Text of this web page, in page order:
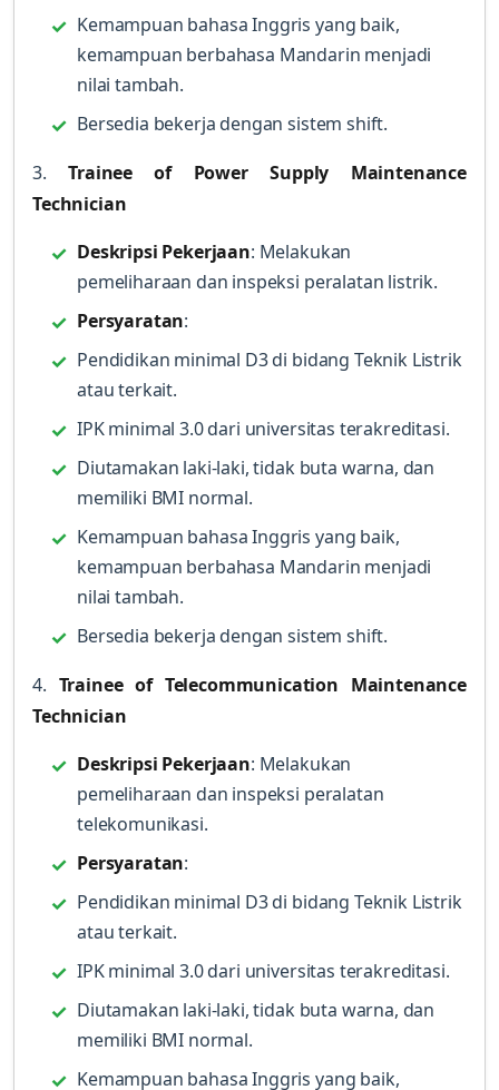
Kemampuan bahasa Inggris yang baik,
kemampuan berbahasa Mandarin menjadi
nilai tambah.
Bersedia bekerja dengan sistem shift.
3.Trainee of Power Supply Maintenance
Technician
Deskripsi Pekerjaan: Melakukan
pemeliharaan dan inspeksi peralatan listrik.
Persyaratan:
Pendidikan minimal D3 di bidang Teknik Listrik
atau terkait.
IPK minimal 3.0 dari universitas terakreditasi.
Diutamakan laki-laki, tidak buta warna, dan
memiliki BMI normal.
Kemampuan bahasa Inggris yang baik,
kemampuan berbahasa Mandarin menjadi
nilai tambah.
Bersedia bekerja dengan sistem shift.
4. Trainee of Telecommunication Maintenance
Technician
Deskripsi Pekerjaan: Melakukan
pemeliharaan dan inspeksi peralatan
telekomunikasi.
Persyaratan:
Pendidikan minimal D3 di bidang Teknik Listrik
atau terkait.
IPK minimal 3.0 dari universitas terakreditasi.
Diutamakan laki-laki, tidak buta warna, dan
memiliki BMI normal.
Kemampuan bahasa Inggris yang baik,